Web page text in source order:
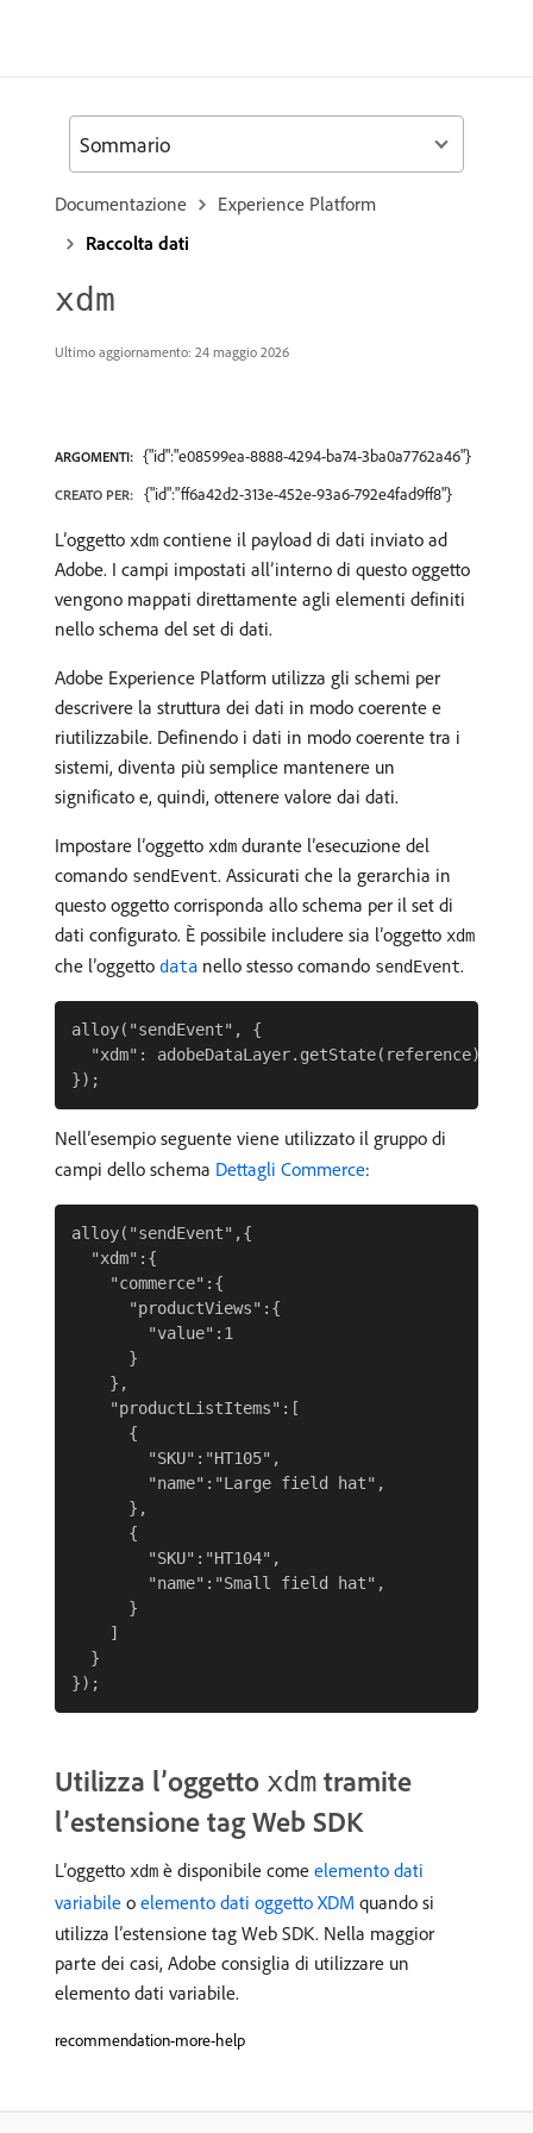
Documentazione
Experience Platform
Raccolta dati
xdm
Ultimo aggiornamento: 24 maggio 2026
ARGOMENTI: {"id":"e08599ea-8888-4294-ba74-3ba0a7762a46"}
CREATO PER: {"id":"ff6a42d2-313e-452e-93a6-792e4fad9ff8"}
L’oggetto xdm contiene il payload di dati inviato ad
Adobe. I campi impostati all’interno di questo oggetto
vengono mappati direttamente agli elementi definiti
nello schema del set di dati.
Adobe Experience Platform utilizza gli schemi per
descrivere la struttura dei dati in modo coerente e
riutilizzabile. Definendo i dati in modo coerente tra i
sistemi, diventa più semplice mantenere un
significato e, quindi, ottenere valore dai dati.
Impostare l’oggetto xdm durante l’esecuzione del
comando sendEvent. Assicurati che la gerarchia in
questo oggetto corrisponda allo schema per il set di
dati configurato. È possibile includere sia l’oggetto xdm
che l’oggetto data nello stesso comando sendEvent.
alloy("sendEvent", {
  "xdm": adobeDataLayer.getState(reference)
Nell’esempio seguente viene utilizzato il gruppo di
campi dello schema Dettagli Commerce:
alloy("sendEvent",{
  "xdm":{
    "commerce":{
      "productViews":{
        "value":1
      }
    },
    "productListItems":[
      {
        "SKU":"HT105",
        "name":"Large field hat",
      },
      {
        "SKU":"HT104",
        "name":"Small field hat",
      }
    ]
  }
Utilizza l’oggetto xdm tramite
l’estensione tag Web SDK
L’oggetto xdm è disponibile come elemento dati
variabile o elemento dati oggetto XDM quando si
utilizza l’estensione tag Web SDK. Nella maggior
parte dei casi, Adobe consiglia di utilizzare un
elemento dati variabile.
recommendation-more-help
Sommario